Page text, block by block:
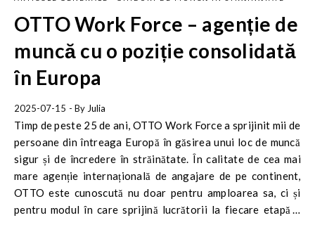
OTTO Work Force – agenție de
muncă cu o poziție consolidată
în Europa
2025-07-15 - By Julia
Timp de peste 25 de ani, OTTO Work Force a sprijinit mii de
persoane din întreaga Europă în găsirea unui loc de muncă
sigur și de încredere în străinătate. În calitate de cea mai
mare agenție internațională de angajare de pe continent,
OTTO este cunoscută nu doar pentru amploarea sa, ci și
pentru modul în care sprijină lucrătorii la fiecare etapă a